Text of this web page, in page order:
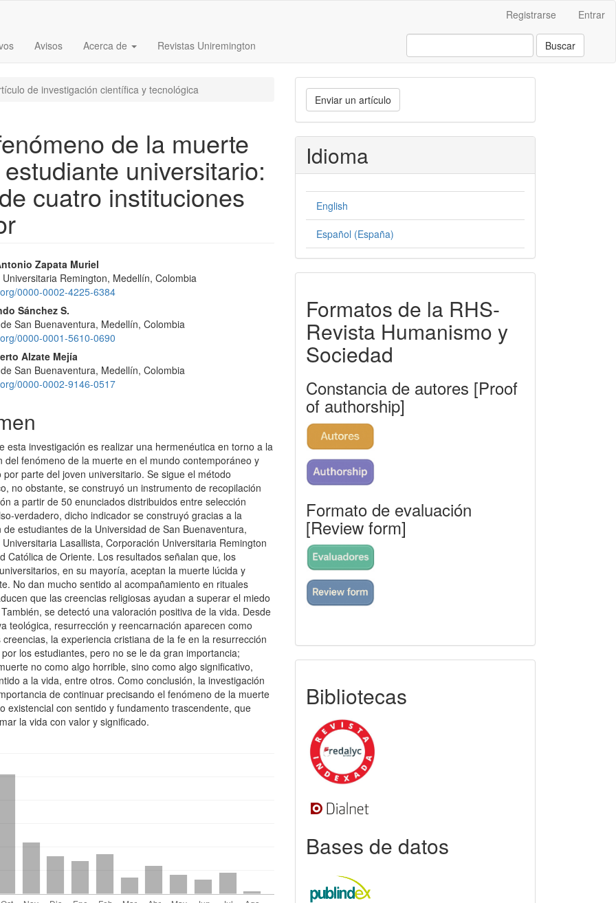
Registrarse Entrar
Avisos Acerca de Revistas Uniremington Buscar
de investigación científica y tecnológica
de la muerte
universitario:
cuatro instituciones
Zapata Muriel
Remington, Medellín, Colombia
0000-0002-4225-6384
Sánchez S.
San Buenaventura, Medellín, Colombia
0000-0001-5610-0690
Alzate Mejía
San Buenaventura, Medellín, Colombia
0000-0002-9146-0517
esta investigación es realizar una hermenéutica en torno a la
del fenómeno de la muerte en el mundo contemporáneo y
por parte del joven universitario. Se sigue el método
no obstante, se construyó un instrumento de recopilación
a partir de 50 enunciados distribuidos entre selección
verdadero, dicho indicador se construyó gracias a la
de estudiantes de la Universidad de San Buenaventura,
Lasallista, Corporación Universitaria Remington
Católica de Oriente. Los resultados señalan que, los
en su mayoría, aceptan la muerte lúcida y
No dan mucho sentido al acompañamiento en rituales
que las creencias religiosas ayudan a superar el miedo
se detectó una valoración positiva de la vida. Desde
teológica, resurrección y reencarnación aparecen como
la experiencia cristiana de la fe en la resurrección
los estudiantes, pero no se le da gran importancia;
no como algo horrible, sino como algo significativo,
a la vida, entre otros. Como conclusión, la investigación
de continuar precisando el fenómeno de la muerte
existencial con sentido y fundamento trascendente, que
la vida con valor y significado.
Enviar
un
artículo
Enviar un artículo
Idioma
English
Español (España)
rhs
Formatos de la RHS-
Revista Humanismo y
Sociedad
Constancia de autores [Proof
of authorship]
Formato de evaluación
[Review form]
Bibliotecas
Bases de datos